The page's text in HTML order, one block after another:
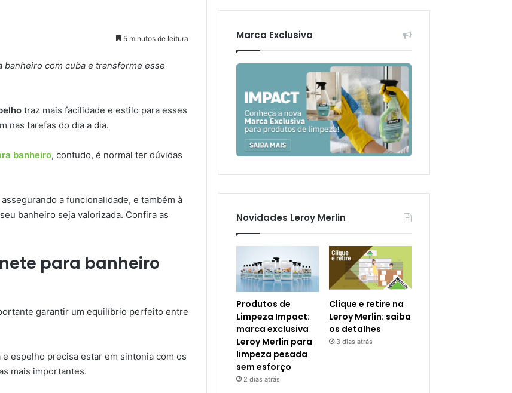
5 minutos de leitura
banheiro com cuba e transforme esse
traz mais facilidade e estilo para esses
nas tarefas do dia a dia.
banheiro, contudo, é normal ter dúvidas
a funcionalidade, e também à
banheiro seja valorizada. Confira as
para banheiro
garantir um equilíbrio perfeito entre
espelho precisa estar em sintonia com os
mais importantes.
Marca Exclusiva
Novidades Leroy Merlin
Produtos de
Limpeza Impact:
marca exclusiva
Leroy Merlin para
limpeza pesada
sem esforço
2 dias atrás
Clique e retire na
Leroy Merlin: saiba
os detalhes
3 dias atrás